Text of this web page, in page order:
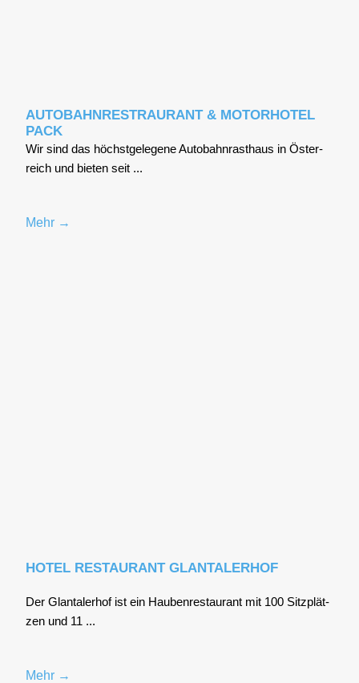
AUTOBAHNRESTRAURANT & MOTORHOTEL
PACK
Wir sind das höchst­ge­le­ge­ne Auto­bahn­r­ast­haus in Öster­
reich und bie­ten seit ...
Mehr →
HOTEL RESTAURANT GLANTALERHOF
Der Glan­tal­er­hof ist ein Hau­ben­re­stau­rant mit 100 Sitz­plät­
zen und 11 ...
Mehr →